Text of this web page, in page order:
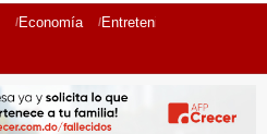
Economía Entretenimiento